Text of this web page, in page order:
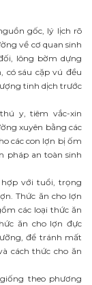
gốc, lý lịch rõ
về cơ quan sinh
lông bờm dựng
có sáu cặp vú đều
tinh dịch trước
y, tiêm vắc-xin
xuyên bằng các
các con lợn bị ốm
pháp an toàn sinh
với tuổi, trọng
Thức ăn cho lợn
các loại thức ăn
ăn cho lợn đực
để tránh mất
cách thức cho ăn
theo phương